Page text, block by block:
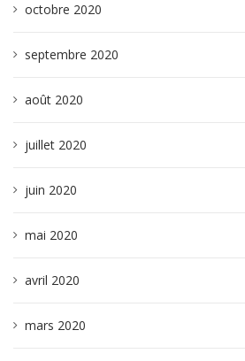
octobre 2020
septembre 2020
août 2020
juillet 2020
juin 2020
mai 2020
avril 2020
mars 2020